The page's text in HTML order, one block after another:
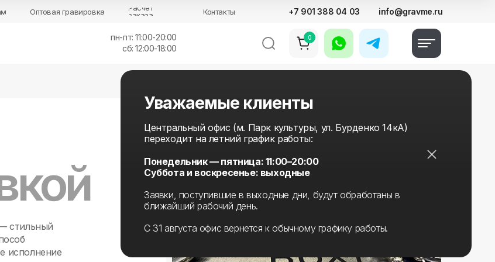
+7 901 388 04 03 info@gravme.ru
Контакты
Расчёт
заказа
Оптовая гравировка
0
пн-пт: 11:00-20:00
сб: 12:00-18:00
Уважаемые клиенты
Центральный офис (м. Парк культуры, ул. Бурденко 14кА)
переходит на летний график работы:
Понедельник — пятница: 11:00–20:00
Суббота и воскресенье: выходные
Заявки, поступившие в выходные дни, будут обработаны в
ближайший рабочий день.
С 31 августа офис вернется к обычному графику работы.
стильный
исполнение